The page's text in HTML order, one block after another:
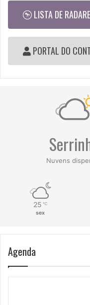
LISTA DE
PORTAL DO
Nuvens
25 ℃
sex
Agenda